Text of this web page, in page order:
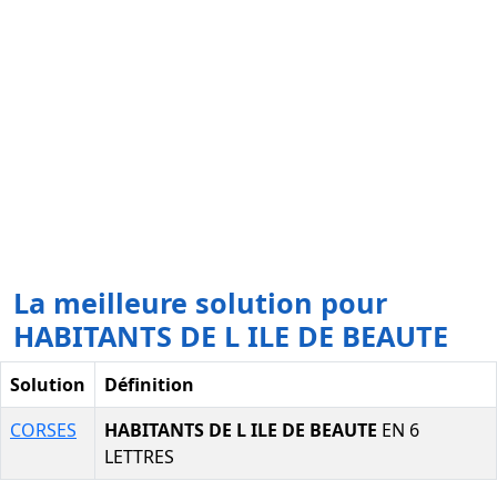
La meilleure solution pour
HABITANTS DE L ILE DE BEAUTE
Solution
Définition
CORSES
HABITANTS DE L ILE DE BEAUTE EN 6
LETTRES